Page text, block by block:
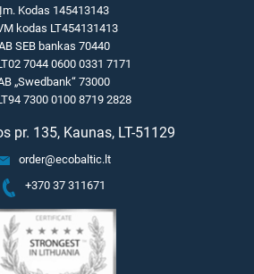
Įm. Kodas 145413143
kodas LT454131413
SEB bankas 70440
7044 0600 0331 7171
„Swedbank“ 73000
7300 0100 8719 2828
pr. 135, Kaunas, LT-51129
order@ecobaltic.lt
+370 37 311671